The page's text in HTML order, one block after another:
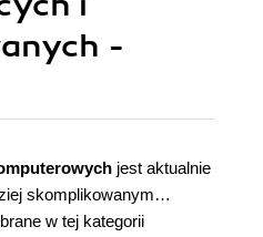
-
jest aktualnie
skomplikowanym
w tej kategorii